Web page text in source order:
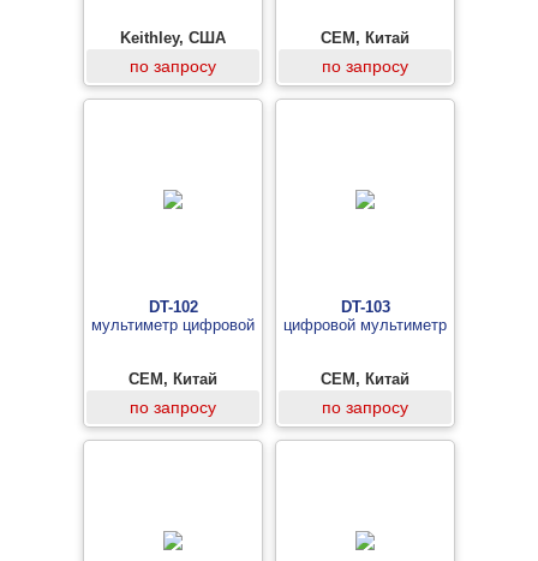
Keithley, США
по запросу
CEM, Китай
по запросу
DT-102
мультиметр цифровой
CEM, Китай
по запросу
DT-103
цифровой мультиметр
CEM, Китай
по запросу